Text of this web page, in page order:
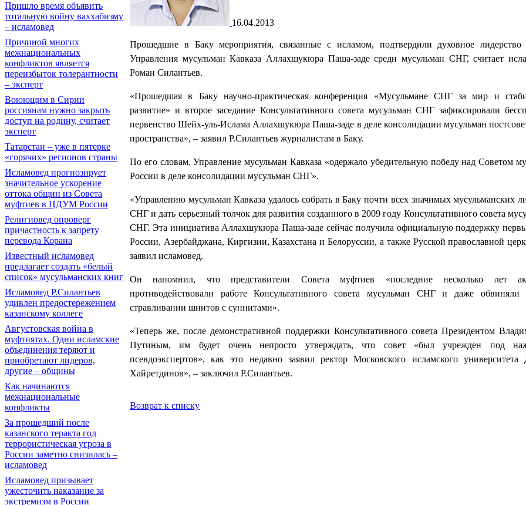
Пришло время объявить
тотальную войну ваххабизму
– исламовед
Причиной многих
межнациональных
конфликтов является
переизбыток толерантности
– эксперт
Воюющим в Сирии
россиянам нужно закрыть
доступ на родину, считает
эксперт
Татарстан – уже в пятерке
«горячих» регионов страны
Исламовед прогнозирует
значительное ускорение
оттока общин из Совета
муфтиев в ЦДУМ России
Религиовед опроверг
причастность к запрету
перевода Корана
Известный исламовед
предлагает создать «белый
список» мусульманских книг
Исламовед Р.Силантьев
удивлен предостережением
казанскому коллеге
Августовская война в
муфтиятах. Одни исламские
объединения теряют и
приобретают лидеров,
другие – общины
Как начинаются
межнациональные
конфликты
За прошедший после
казанского теракта год
террористическая угроза в
России заметно снизилась –
исламовед
Исламовед призывает
ужесточить наказание за
экстремизм в России
16.04.2013
Прошедшие в Баку мероприятия, связанные с исламом, подтвердили духовное лидерство
Управления мусульман Кавказа Аллахшукюра Паша-заде среди мусульман СНГ, считает
Роман Силантьев.
«Прошедшая в Баку научно-практическая конференция «Мусульмане СНГ за мир и
развитие» и второе заседание Консультативного совета мусульман СНГ зафиксировали
первенство Шейх-уль-Ислама Аллахшукюра Паша-заде в деле консолидации мусульман
пространства», – заявил Р.Силантьев журналистам в Баку.
По его словам, Управление мусульман Кавказа «одержало убедительную победу над Советом
России в деле консолидации мусульман СНГ».
«Управлению мусульман Кавказа удалось собрать в Баку почти всех значимых мусульманских
СНГ и дать серьезный толчок для развития созданного в 2009 году Консультативного совета
СНГ. Эта инициатива Аллахшукюра Паша-заде сейчас получила официальную поддержку
России, Азербайджана, Киргизии, Казахстана и Белоруссии, а также Русской православной
заявил исламовед.
Он напомнил, что представители Совета муфтиев «последние несколько лет
противодействовали работе Консультативного совета мусульман СНГ и даже обвиняли
стравливании шиитов с суннитами».
«Теперь же, после демонстративной поддержки Консультативного совета Президентом
Путиным, им будет очень непросто утверждать, что совет «был учрежден под
псевдоэкспертов», как это недавно заявил ректор Московского исламского университета
Хайретдинов», – заключил Р.Силантьев.
Возврат к списку